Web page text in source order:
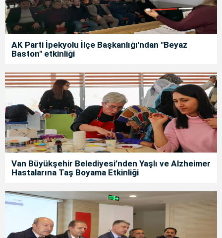
AK Parti İpekyolu İlçe Başkanlığı'ndan "Beyaz
Baston" etkinliği
Van Büyükşehir Belediyesi’nden Yaşlı ve Alzheimer
Hastalarına Taş Boyama Etkinliği